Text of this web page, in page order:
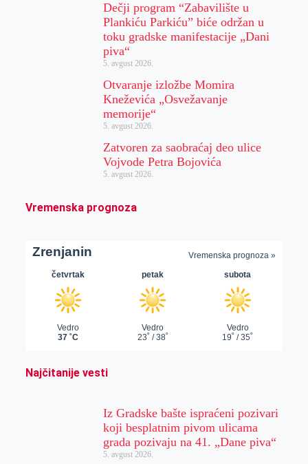
Dečji program “Zabavilište u
Plankiću Parkiću” biće održan u
toku gradske manifestacije „Dani
piva“
5. avgust 2026.
Otvaranje izložbe Momira
Kneževića „Osvežavanje
memorije“
5. avgust 2026.
Zatvoren za saobraćaj deo ulice
Vojvode Petra Bojovića
5. avgust 2026.
Vremenska prognoza
Najčitanije vesti
Iz Gradske bašte ispraćeni pozivari
koji besplatnim pivom ulicama
grada pozivaju na 41. „Dane piva“
5. avgust 2026.